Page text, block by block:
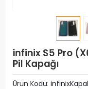
infinix S5 Pro
Pil Kapağı
Ürün Kodu: